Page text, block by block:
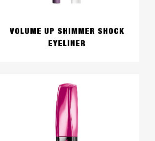
VOLUME UP SHIMMER SHOCK
EYELINER